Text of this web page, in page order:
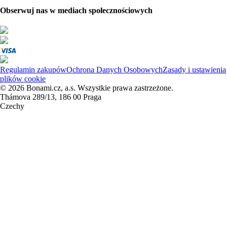
Obserwuj nas w mediach społecznościowych
Regulamin zakupówOchrona Danych OsobowychZasady i ustawienia
plików cookie
© 2026 Bonami.cz, a.s. Wszystkie prawa zastrzeżone.
Thámova 289/13, 186 00 Praga
Czechy